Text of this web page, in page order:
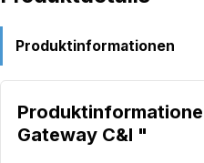
Produktinformationen
Gateway C&I "